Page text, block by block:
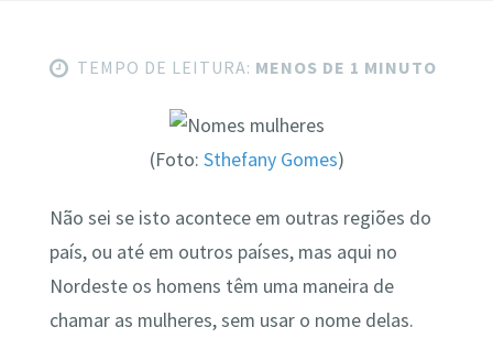
TEMPO DE LEITURA: MENOS DE 1 MINUTO
(Foto: Sthefany Gomes)
Não sei se isto acontece em outras regiões do
país, ou até em outros países, mas aqui no
Nordeste os homens têm uma maneira de
chamar as mulheres, sem usar o nome delas.